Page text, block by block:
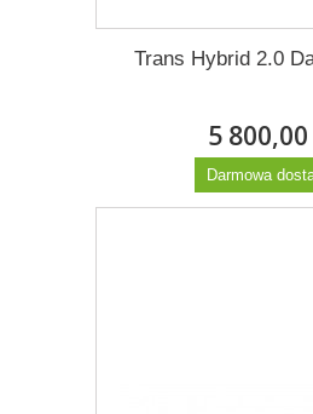
Trans Hybrid 2.0
5 800,00
Darmowa